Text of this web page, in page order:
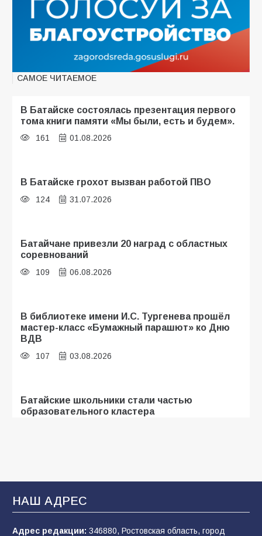
САМОЕ ЧИТАЕМОЕ
В Батайске состоялась презентация первого
тома книги памяти «Мы были, есть и будем».
161 01.08.2026
В Батайске грохот вызван работой ПВО
124 31.07.2026
Батайчане привезли 20 наград с областных
соревнований
109 06.08.2026
В библиотеке имени И.С. Тургенева прошёл
мастер-класс «Бумажный парашют» ко Дню
ВДВ
107 03.08.2026
Батайские школьники стали частью
образовательного кластера
сентябрю
106 31.07.2026
НАШ АДРЕС
Адрес редакции: 346880, Ростовская область, город